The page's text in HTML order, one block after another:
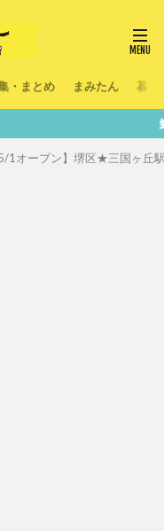
・まとめ まみたん 暮ら
鮮度100％！堺・
1オープン】堺区★三国ヶ丘